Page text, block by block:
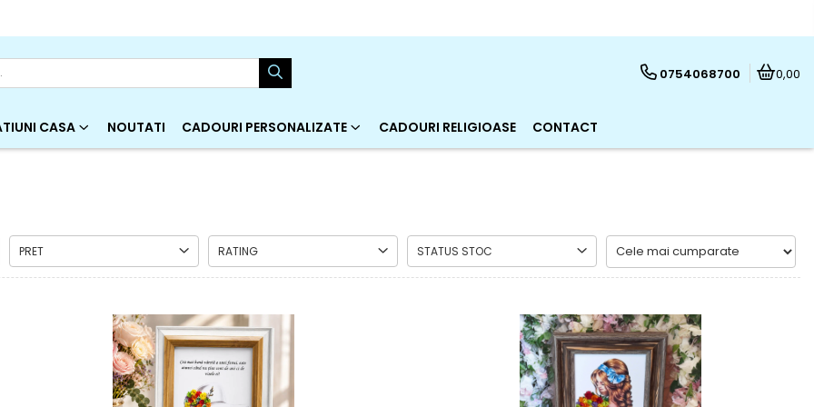
0754068700 0,00
CASA NOUTATI CADOURI PERSONALIZATE CADOURI RELIGIOASE CONTACT
PRET RATING STATUS STOC